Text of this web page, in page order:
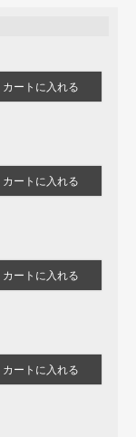
カートに入れる
カートに入れる
カートに入れる
カートに入れる